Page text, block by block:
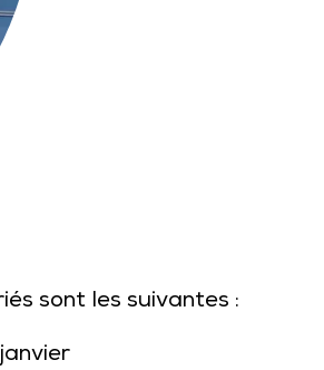
sont les suivantes :